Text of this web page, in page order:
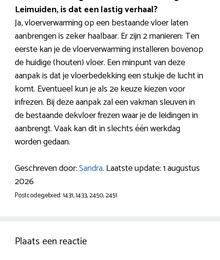
Leimuiden, is dat een lastig verhaal?
Ja, vloerverwarming op een bestaande vloer laten
aanbrengen is zeker haalbaar. Er zijn 2 manieren: Ten
eerste kan je de vloerverwarming installeren bovenop
de huidige (houten) vloer. Een minpunt van deze
aanpak is dat je vloerbedekking een stukje de lucht in
komt. Eventueel kun je als 2e keuze kiezen voor
infrezen. Bij deze aanpak zal een vakman sleuven in
de bestaande dekvloer frezen waar je de leidingen in
aanbrengt. Vaak kan dit in slechts één werkdag
worden gedaan.
Geschreven door:Sandra. Laatste update: 1 augustus
2026
Postcodegebied: 1431, 1433, 2450, 2451.
Plaats een reactie